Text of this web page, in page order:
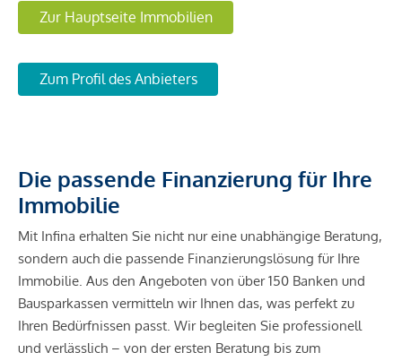
Zur Hauptseite Immobilien
Zum Profil des Anbieters
Die passende Finanzierung für Ihre
Immobilie
Mit Infina erhalten Sie nicht nur eine unabhängige Beratung,
sondern auch die passende Finanzierungslösung für Ihre
Immobilie. Aus den Angeboten von über 150 Banken und
Bausparkassen vermitteln wir Ihnen das, was perfekt zu
Ihren Bedürfnissen passt. Wir begleiten Sie professionell
und verlässlich – von der ersten Beratung bis zum